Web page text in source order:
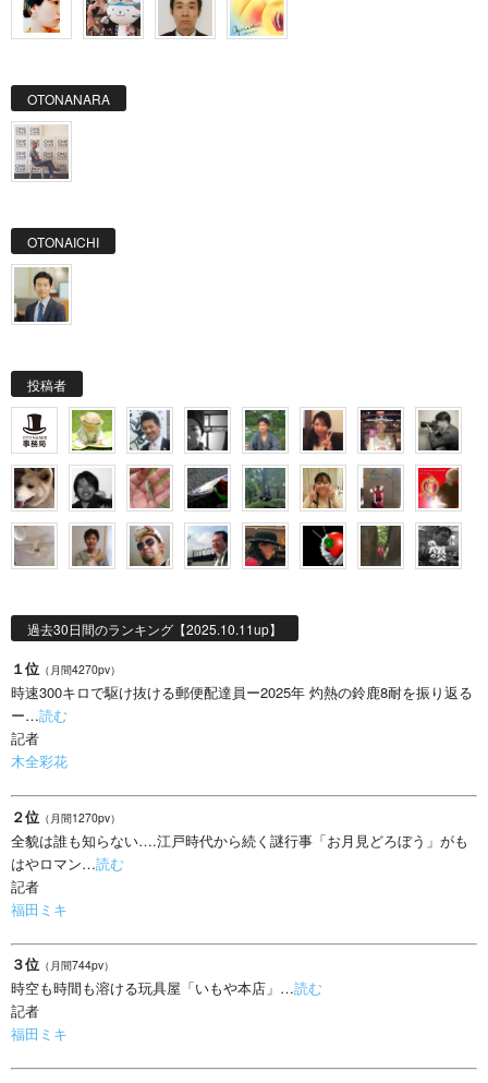
OTONANARA
OTONAICHI
投稿者
過去30日間のランキング【2025.10.11up】
１位 （月間4270pv）
時速300キロで駆け抜ける郵便配達員ー2025年 灼熱の鈴鹿8耐を振り返る
ー…読む
記者
木全彩花
２位 （月間1270pv）
全貌は誰も知らない….江戸時代から続く謎行事「お月見どろぼう」がも
はやロマン…読む
記者
福田ミキ
３位 （月間744pv）
時空も時間も溶ける玩具屋「いもや本店」…読む
記者
福田ミキ